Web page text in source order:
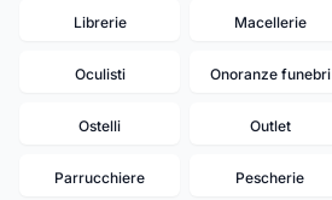
Librerie Macellerie
Oculisti Onoranze funebri
Ostelli Outlet
Parrucchiere Pescherie